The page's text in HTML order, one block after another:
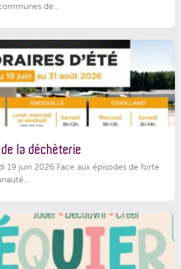
de...
la déchèterie
19 juin 2026 Face aux épisodes de forte